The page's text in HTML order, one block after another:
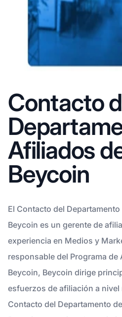
Contacto
Afiliados
Beycoin
El Contacto del
Beycoin es un gerente de
experiencia en Medios y
responsable del Programa de
Beycoin, Beycoin dirige
esfuerzos de afiliación a nivel
Contacto del Departamento